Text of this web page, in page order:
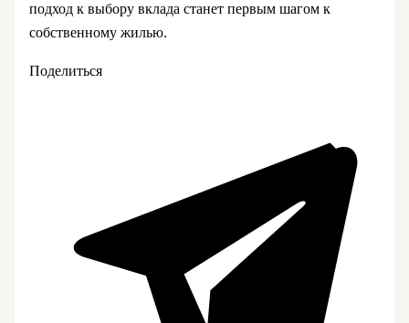
подход к выбору вклада станет первым шагом к
собственному жилью.
Поделиться